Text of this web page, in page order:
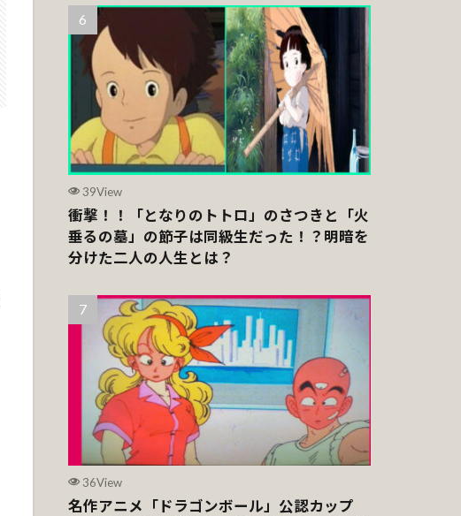
39View
衝撃！！「となりのトトロ」のさつきと「火
垂るの墓」の節子は同級生だった！？明暗を
分けた二人の人生とは？
36View
名作アニメ「ドラゴンボール」公認カップ